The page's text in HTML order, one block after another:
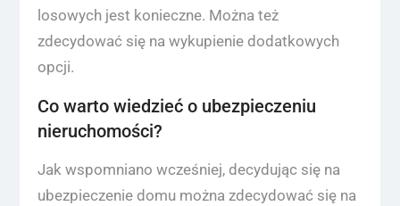
losowych jest konieczne. Można też
zdecydować się na wykupienie dodatkowych
opcji.
Co warto wiedzieć o ubezpieczeniu
nieruchomości?
Jak wspomniano wcześniej, decydując się na
ubezpieczenie domu można zdecydować się na